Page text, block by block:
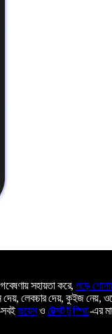
সহায়তা করে, পড়ে
লেকচার দেয়, কুইজ নেয়,
ভয়েসও টেক্সট টু স্পিচ-এর